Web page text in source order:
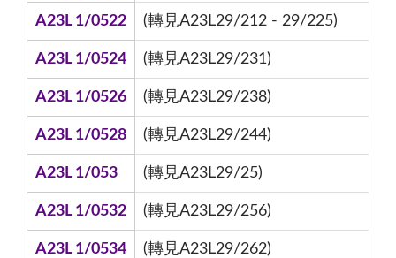
A23L 1/0522 (轉見A23L29/212 - 29/225)
A23L 1/0524 (轉見A23L29/231)
A23L 1/0526 (轉見A23L29/238)
A23L 1/0528 (轉見A23L29/244)
A23L 1/053 (轉見A23L29/25)
A23L 1/0532 (轉見A23L29/256)
A23L 1/0534 (轉見A23L29/262)